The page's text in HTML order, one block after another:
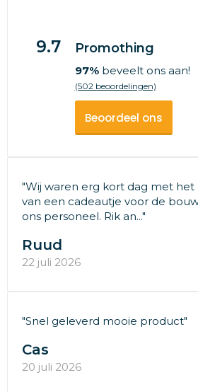
9.7 Promothing
97%beveelt ons aan!
(502 beoordelingen)
Beoordeel ons
"Wij waren erg kort dag met het
van een cadeautje voor de
ons personeel. Rik an..."
Ruud
22 juli 2026
"Snel geleverd mooie product"
Cas
20 juli 2026